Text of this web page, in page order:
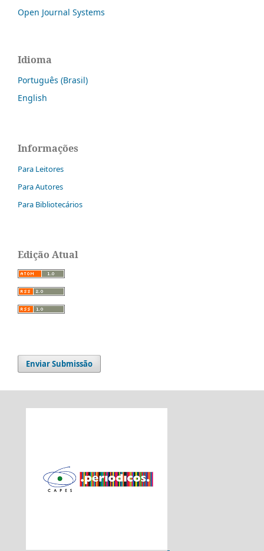
Open Journal Systems
Idioma
Português (Brasil)
English
Informações
Para Leitores
Para Autores
Para Bibliotecários
Edição Atual
Enviar Submissão